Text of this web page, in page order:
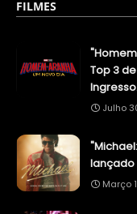
FILMES
Top 3
Julho
lançado
Março